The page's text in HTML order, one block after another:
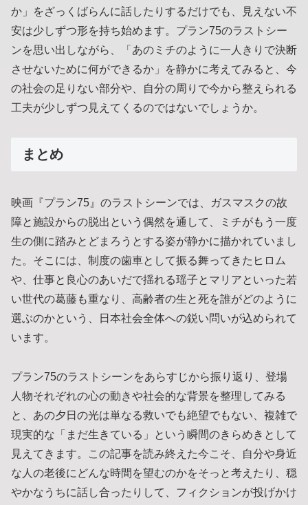
か」をざっくばらんに話したりするだけでも、見えない不
安は少しずつ形を持ち始めます。プラン75のラストシー
ンを思い出しながら、「あのミチのように一人きりで決断
させないために何ができるか」を静かに考えてみると、今
の社会の足りない部分や、自分の周りで今から整えられる
工夫が少しずつ見えてくるのではないでしょうか。
まとめ
映画『プラン75』のラストシーンでは、ガスマスクの故
障と施設からの脱出という偶然を通して、ミチがもう一度
生の側に踏みとどまろうとする姿が静かに描かれていまし
た。そこには、制度の歯車として振る舞ってきたヒロム
や、仕事と良心のあいだで揺れる瑶子とマリアといった若
い世代の葛藤も重なり、高齢者の生と死を誰がどのように
選ぶのかという、日本社会全体への鋭い問いが込められて
います。
プラン75のラストシーンをあらすじから振り返り、登場
人物それぞれの心の動きや社会的な背景を整理してみる
と、あの夕日の光は単なる救いでも絶望でもない、複雑で
現実的な「まだ生きている」という瞬間のきらめきとして
見えてきます。この記事を読み終えた今こそ、自分や身近
な人の老後にどんな時間を望むのかをそっと考えたり、穏
やかなうちに話し合ったりして、フィクションが投げかけ